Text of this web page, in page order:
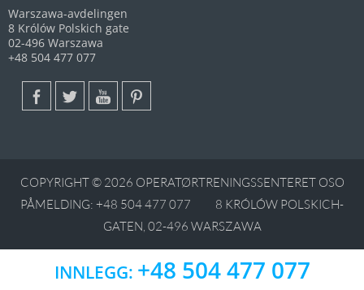
Warszawa-avdelingen
8 Królów Polskich gate
02-496 Warszawa
+48 504 477 077
COPYRIGHT © 2026 OPERATØRTRENINGSSENTERET OSO
PÅMELDING: +48 504 477 077 8 KRÓLÓW POLSKICH-
GATEN, 02-496 WARSZAWA
INNLEGG: +48 504 477 077